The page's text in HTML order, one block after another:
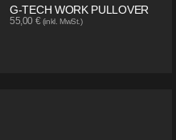
G-TECH WORK PULLOVER
55,00 € (inkl. MwSt.)